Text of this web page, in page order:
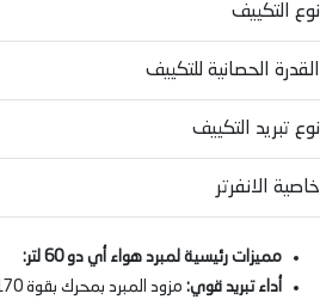
نوع التكييف
القدرة الحصانية للتكييف
نوع تبريد التكييف
خاصية الانفرتر
مميزات رئيسية لمبرد هواء أي دو 60 لتر
:
أداء تبريد قوي: